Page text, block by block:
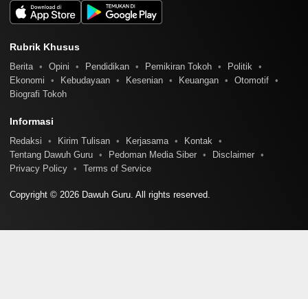
Rubrik Khusus
Berita Opini Pendidikan Pemikiran Tokoh
Politik
Ekonomi
Kebudayaan Kesenian Keuangan
Otomotif
Biografi Tokoh
Informasi
Redaksi Kirim Tulisan Kerjasama
Kontak
Tentang Dawuh Guru
Pedoman Media Siber
Disclaimer
Privacy Policy
Terms of Service
Copyright © 2026 Dawuh Guru. All rights reserved.